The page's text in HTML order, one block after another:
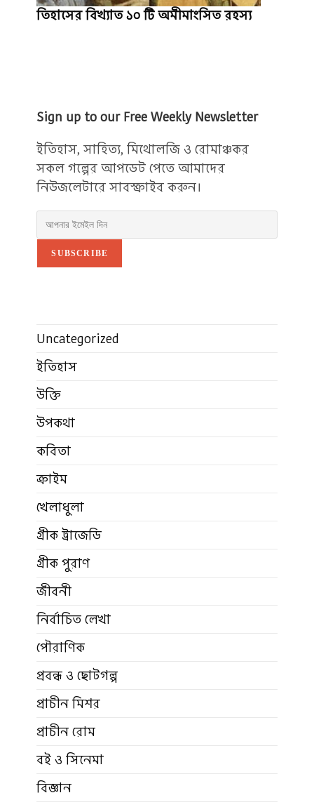
তিহাসের বিখ্যাত ১০ টি অমীমাংসিত রহস্য
Sign up to our Free Weekly Newsletter
ইতিহাস, সাহিত্য, মিথোলজি ও রোমাঞ্চকর
সকল গল্পের আপডেট পেতে আমাদের
নিউজলেটারে সাবস্ক্রাইব করুন।
SUBSCRIBE
Uncategorized
ইতিহাস
উক্তি
উপকথা
কবিতা
ক্রাইম
খেলাধুলা
গ্রীক ট্রাজেডি
গ্রীক পুরাণ
জীবনী
নির্বাচিত লেখা
পৌরাণিক
প্রবন্ধ ও ছোটগল্প
প্রাচীন মিশর
প্রাচীন রোম
বই ও সিনেমা
বিজ্ঞান